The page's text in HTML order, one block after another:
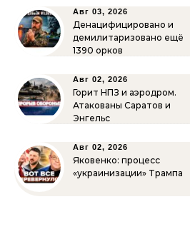
Авг 03, 2026
Денацифицировано и
демилитаризовано ещё
1390 орков
Авг 02, 2026
Горит НПЗ и аэродром.
Атакованы Саратов и
Энгельс
Авг 02, 2026
Яковенко: процесс
«украинизации» Трампа